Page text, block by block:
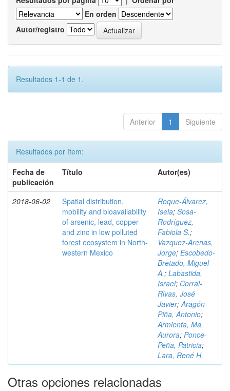
En orden
Autor/registro
Resultados 1-1 de 1.
Anterior 1 Siguiente
Resultados por ítem:
Fecha de
publicación
Título Autor(es)
2018-06-02
Spatial distribution,
mobility and bioavailability
of arsenic, lead, copper
and zinc in low polluted
forest ecosystem in North-
western Mexico
Roque-Álvarez,
Isela; Sosa-
Rodríguez,
Fabiola S.;
Vazquez-Arenas,
Jorge; Escobedo-
Bretado, Miguel
A.; Labastida,
Israel; Corral-
Rivas, José
Javier;Aragón-
Piña, Antonio;
Armienta, Ma.
Aurora; Ponce-
Peña, Patricia;
Lara, René H.
Otras opciones relacionadas